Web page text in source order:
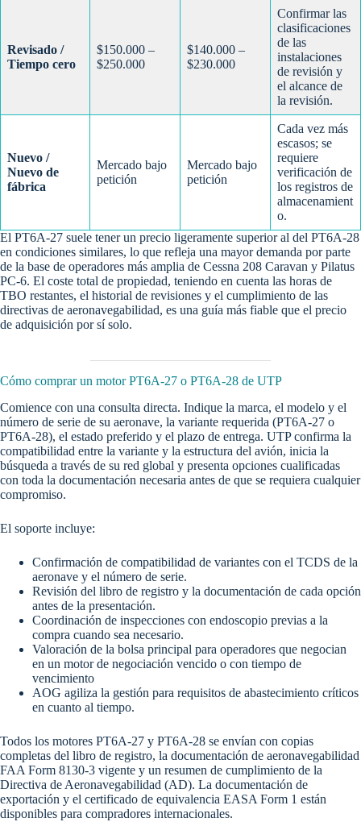
Revisado /
Tiempo cero
$150.000 –
$250.000
$140.000 –
$230.000
Confirmar las
clasificaciones
de las
instalaciones
de revisión y
el alcance de
la revisión.
Nuevo /
Nuevo de
fábrica
Mercado bajo
petición
Mercado bajo
petición
Cada vez más
escasos; se
requiere
verificación de
los registros de
almacenamient
o.
El PT6A-27 suele tener un precio ligeramente superior al del PT6A-28
en condiciones similares, lo que refleja una mayor demanda por parte
de la base de operadores más amplia de Cessna 208 Caravan y Pilatus
PC-6. El coste total de propiedad, teniendo en cuenta las horas de
TBO restantes, el historial de revisiones y el cumplimiento de las
directivas de aeronavegabilidad, es una guía más fiable que el precio
de adquisición por sí solo.
Cómo comprar un motor PT6A-27 o PT6A-28 de UTP
Comience con una consulta directa. Indique la marca, el modelo y el
número de serie de su aeronave, la variante requerida (PT6A-27 o
PT6A-28), el estado preferido y el plazo de entrega. UTP confirma la
compatibilidad entre la variante y la estructura del avión, inicia la
búsqueda a través de su red global y presenta opciones cualificadas
con toda la documentación necesaria antes de que se requiera cualquier
compromiso.
El soporte incluye:
Confirmación de compatibilidad de variantes con el TCDS de la
aeronave y el número de serie.
Revisión del libro de registro y la documentación de cada opción
antes de la presentación.
Coordinación de inspecciones con endoscopio previas a la
compra cuando sea necesario.
Valoración de la bolsa principal para operadores que negocian
en un motor de negociación vencido o con tiempo de
vencimiento
AOG agiliza la gestión para requisitos de abastecimiento críticos
en cuanto al tiempo.
Todos los motores PT6A-27 y PT6A-28 se envían con copias
completas del libro de registro, la documentación de aeronavegabilidad
FAA Form 8130-3 vigente y un resumen de cumplimiento de la
Directiva de Aeronavegabilidad (AD). La documentación de
exportación y el certificado de equivalencia EASA Form 1 están
disponibles para compradores internacionales.